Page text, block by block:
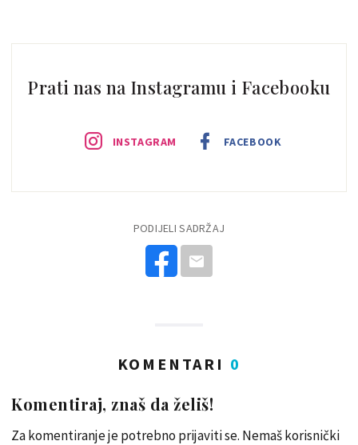
Prati nas na Instagramu i Facebooku
INSTAGRAM FACEBOOK
PODIJELI SADRŽAJ
KOMENTARI 0
Komentiraj, znaš da želiš!
Za komentiranje je potrebno prijaviti se. Nemaš korisnički